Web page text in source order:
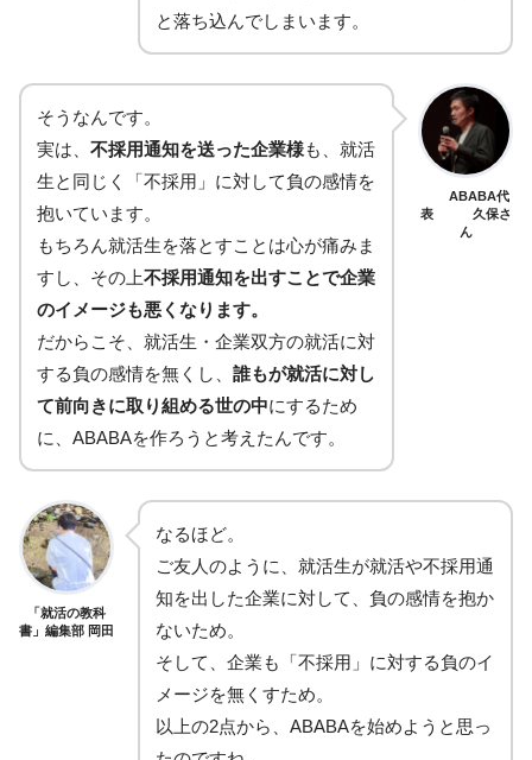
と落ち込んでしまいます。
そうなんです。
実は、 不採用通知を送った企業様も、就活
生と同じく「不採用」に対して負の感情を
抱いています。
もちろん就活生を落とすことは心が痛みま
すし、その上不採用通知を出すことで企業
のイメージも悪くなります。
だからこそ、就活生・企業双方の就活に対
する負の感情を無くし、 誰もが就活に対し
て前向きに取り組める世の中にするため
に、ABABAを作ろうと考えたんです。
ABABA代
表 久保さ
ん
「就活の教科
書」編集部 岡田
なるほど。
ご友人のように、就活生が就活や不採用通
知を出した企業に対して、負の感情を抱か
ないため。
そして、企業も「不採用」に対する負のイ
メージを無くすため。
以上の2点から、ABABAを始めようと思っ